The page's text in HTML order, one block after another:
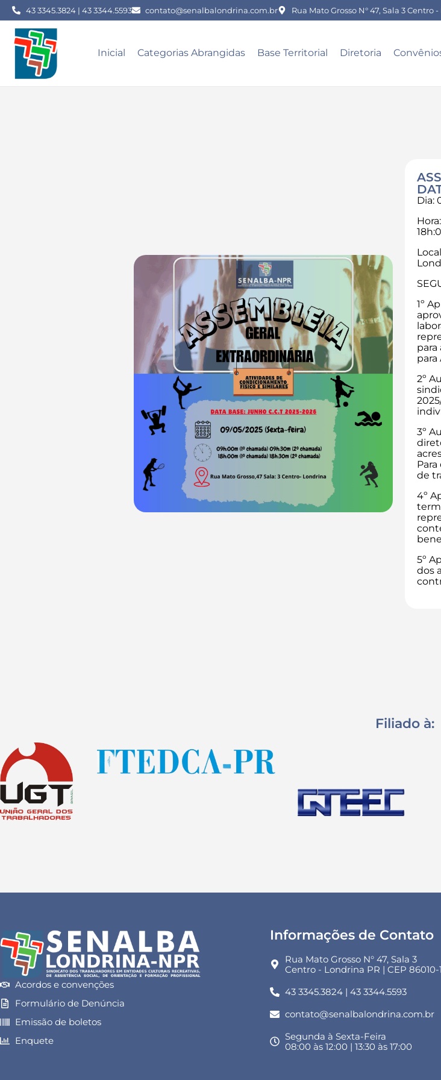
43 3345.3824 | 43 3344.5593 contato@senalbalondrina.com.br Rua Mato Grosso N° 47, Sala 3 Centro
Inicial Categorias Abrangidas Base Territorial Diretoria
Dia:
1º
para
para
2º
3º
de
4º
5º
dos
Filiado à:
Acordos e convenções
Formulário de Denúncia
Emissão de boletos
Enquete
Informações de Contato
Rua Mato Grosso N° 47, Sala 3
Centro - Londrina PR | CEP 86010-
43 3345.3824 | 43 3344.5593
contato@senalbalondrina.com.br
Segunda à Sexta-Feira
08:00 às 12:00 | 13:30 às 17:00